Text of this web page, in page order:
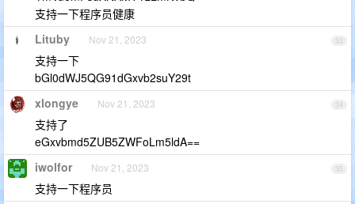
支持一下程序员健康
33
Lituby Nov 21, 2023
支持一下
bGl0dWJ5QG91dGxvb2suY29t
34
xlongye Nov 21, 2023
支持了
eGxvbmd5ZUB5ZWFoLm5ldA==
35
iwolfor Nov 21, 2023
支持一下程序员